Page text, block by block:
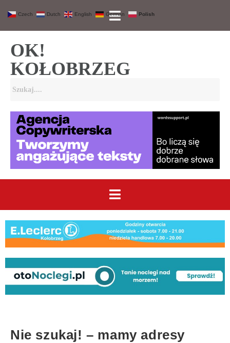
OK!
KOŁOBRZEG
Nie szukaj! – mamy adresy
Czech Dutch English German Polish